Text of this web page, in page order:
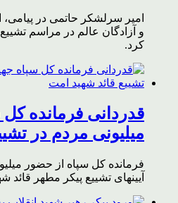
امیر سرلشکر حاتمی در
و آزادگان عالم در مراسم
کرد.
قدردانی فرمانده
میلیونی مردم در
فرمانده کل سپاه از حضور
آیینهای تشییع پیکر مطهر قائد